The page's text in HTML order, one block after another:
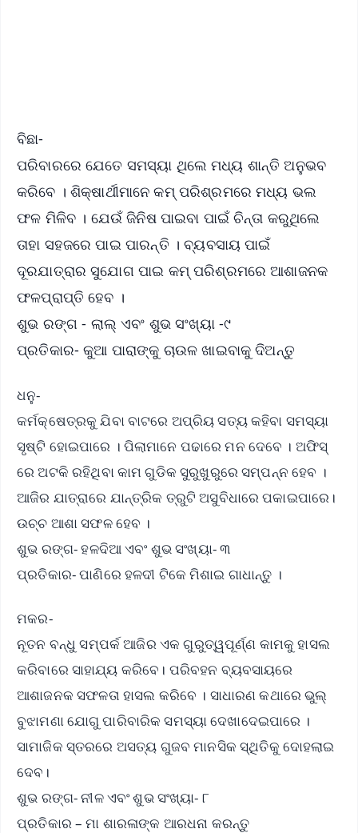
ବିଛା-
ପରିବାରରେ ଯେତେ ସମସ୍ୟା ଥିଲେ ମଧ୍ୟ ଶାନ୍ତି ଅନୁଭବ
କରିବେ । ଶିକ୍ଷାର୍ଥୀମାନେ କମ୍ ପରିଶ୍ରମରେ ମଧ୍ୟ ଭଲ
ଫଳ ମିଳିବ । ଯେଉଁ ଜିନିଷ ପାଇବା ପାଇଁ ଚିନ୍ତା କରୁଥିଲେ
ତାହା ସହଜରେ ପାଇ ପାରନ୍ତି । ବ୍ୟବସାୟ ପାଇଁ
ଦୂରଯାତ୍ରାର ସୁଯୋଗ ପାଇ କମ୍ ପରିଶ୍ରମରେ ଆଶାଜନକ
ଫଳପ୍ରାପ୍ତି ହେବ ।
ଶୁଭ ରଙ୍ଗ - ଲାଲ୍ ଏବଂ ଶୁଭ ସଂଖ୍ୟା -୯
ପ୍ରତିକାର- କୁଆ ପାରାଙ୍କୁ ଚାଉଳ ଖାଇବାକୁ ଦିଅନ୍ତୁ
ଧନୁ-
କର୍ମକ୍ଷେତ୍ରକୁ ଯିବା ବାଟରେ ଅପ୍ରିୟ ସତ୍ୟ କହିବା ସମସ୍ୟା
ସୃଷ୍ଟି ହୋଇପାରେ । ପିଲାମାନେ ପଢାରେ ମନ ଦେବେ । ଅଫିସ୍
ରେ ଅଟକି ରହିଥିବା କାମ ଗୁଡିକ ସୁରୁଖୁରୁରେ ସମ୍ପନ୍ନ ହେବ ।
ଆଜିର ଯାତ୍ରାରେ ଯାନ୍ତ୍ରିକ ତ୍ରୁଟି ଅସୁବିଧାରେ ପକାଇପାରେ।
ଉଚ୍ଚ ଆଶା ସଫଳ ହେବ ।
ଶୁଭ ରଙ୍ଗ- ହଳଦିଆ ଏବଂ ଶୁଭ ସଂଖ୍ୟା- ୩
ପ୍ରତିକାର- ପାଣିରେ ହଳଦୀ ଟିକେ ମିଶାଇ ଗାଧାନ୍ତୁ ।
ମକର-
ନୂତନ ବନ୍ଧୁ ସମ୍ପର୍କ ଆଜିର ଏକ ଗୁରୁତ୍ୱପୂର୍ଣ୍ଣ କାମକୁ ହାସଲ
କରିବାରେ ସାହାଯ୍ୟ କରିବେ। ପରିବହନ ବ୍ୟବସାୟରେ
ଆଶାଜନକ ସଫଳତା ହାସଲ କରିବେ । ସାଧାରଣ କଥାରେ ଭୁଲ୍
ବୁଝାମଣା ଯୋଗୁ ପାରିବାରିକ ସମସ୍ୟା ଦେଖାଦେଇପାରେ ।
ସାମାଜିକ ସ୍ତରରେ ଅସତ୍ୟ ଗୁଜବ ମାନସିକ ସ୍ଥିତିକୁ ଦୋହଲାଇ
ଦେବ।
ଶୁଭ ରଙ୍ଗ- ନୀଳ ଏବଂ ଶୁଭ ସଂଖ୍ୟା- ୮
ପ୍ରତିକାର – ମା ଶାରଳାଙ୍କ ଆରଧନା କରନ୍ତୁ